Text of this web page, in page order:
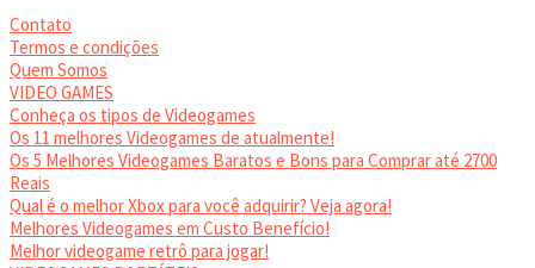
Contato
Termos e condições
Quem Somos
VIDEO GAMES
Conheça os tipos de Videogames
Os 11 melhores Videogames de atualmente!
Os 5 Melhores Videogames Baratos e Bons para Comprar até 2700
Reais
Qual é o melhor Xbox para você adquirir? Veja agora!
Melhores Videogames em Custo Benefício!
Melhor videogame retrô para jogar!